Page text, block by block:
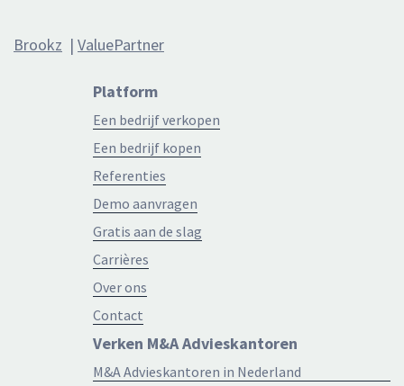
Brookz | ValuePartner
Platform
Een bedrijf verkopen
Een bedrijf kopen
Referenties
Demo aanvragen
Gratis aan de slag
Carrières
Over ons
Contact
Verken M&A Advieskantoren
M&A Advieskantoren in Nederland